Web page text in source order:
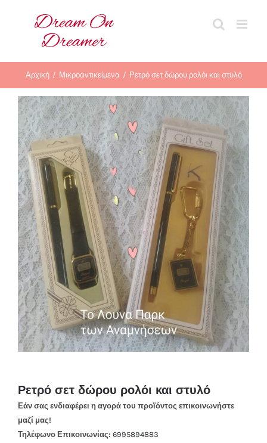
Αρχική Μικροαντικείμενα Ρετρό σετ δώρου ρολόι και στυλό
Ρετρό σετ δώρου ρολόι και στυλό
Εάν σας ενδιαφέρει η αγορά του προϊόντος επικοινωνήστε
μαζί μας!
Τηλέφωνο Επικοινωνίας: 6995894883